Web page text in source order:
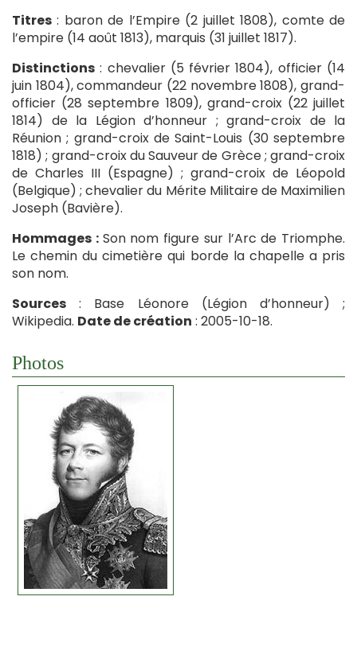
Titres : baron de l’Empire (2 juillet 1808), comte de
l’empire (14 août 1813), marquis (31 juillet 1817).
Distinctions : chevalier (5 février 1804), officier (14
juin 1804), commandeur (22 novembre 1808), grand-
officier (28 septembre 1809), grand-croix (22 juillet
1814) de la Légion d’honneur ; grand-croix de la
Réunion ; grand-croix de Saint-Louis (30 septembre
1818) ; grand-croix du Sauveur de Grèce ; grand-croix
de Charles III (Espagne) ; grand-croix de Léopold
(Belgique) ; chevalier du Mérite Militaire de Maximilien
Joseph (Bavière).
Hommages : Son nom figure sur l’Arc de Triomphe.
Le chemin du cimetière qui borde la chapelle a pris
son nom.
Sources : Base Léonore (Légion d’honneur) ;
Wikipedia. Date de création : 2005-10-18.
Photos